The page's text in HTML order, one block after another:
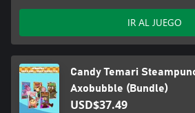
IR AL JUEGO
Candy Temari
Axobubble (Bundle)
USD$37.49